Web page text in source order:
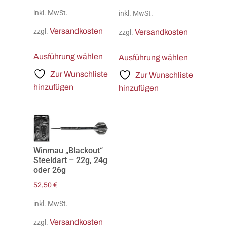
inkl. MwSt.
zzgl. Versandkosten
Ausführung wählen
Zur Wunschliste
hinzufügen
inkl. MwSt.
zzgl. Versandkosten
Ausführung wählen
Zur Wunschliste
hinzufügen
Winmau „Blackout“
Steeldart – 22g, 24g
oder 26g
52,50 €
inkl. MwSt.
zzgl. Versandkosten